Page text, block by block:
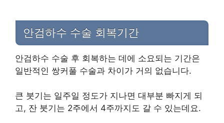
안검하수 수술 회복기간
안검하수 수술 후 회복하는 데에 소요되는 기간은
일반적인 쌍커풀 수술과 차이가 거의 없습니다.
큰 붓기는 일주일 정도가 지나면 대부분 빠지게 되
고, 잔 붓기는 2주에서 4주까지도 갈 수 있는데요.